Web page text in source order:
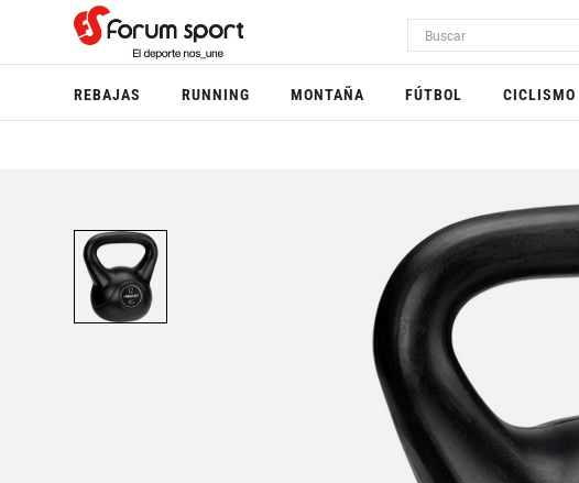
REBAJAS RUNNING MONTAÑA FÚTBOL CICLISMO